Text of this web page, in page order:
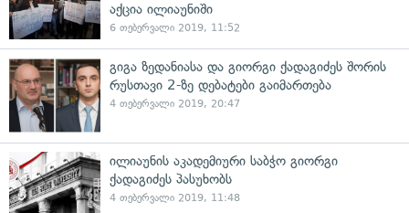
აქცია ილიაუნიში
6 თებერვალი 2019, 11:52
გიგა ზედანიასა და გიორგი ქადაგიძეს შორის
რუსთავი 2-ზე დებატები გაიმართება
4 თებერვალი 2019, 20:47
ილიაუნის აკადემიური საბჭო გიორგი
ქადაგიძეს პასუხობს
4 თებერვალი 2019, 11:48